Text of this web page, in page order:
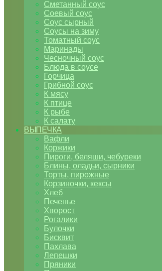
Сметанный соус
Соевый соус
Соус сырный
Соусы на зиму
Томатный соус
Маринады
Чесночный соус
Блюда в соусе
Горчица
Грибной соус
К мясу
К птице
К рыбе
К салату
ВЫПЕЧКА
Вафли
Коржики
Пироги, беляши, чебуреки
Блины, оладьи, сырники
Торты, пирожные
Корзиночки, кексы
Хлеб
Печенье
Хворост
Рогалики
Булочки
Бисквит
Пахлава
Лепешки
Пряники